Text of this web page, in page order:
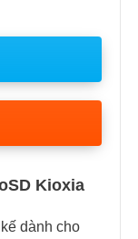
Kioxia
dành cho